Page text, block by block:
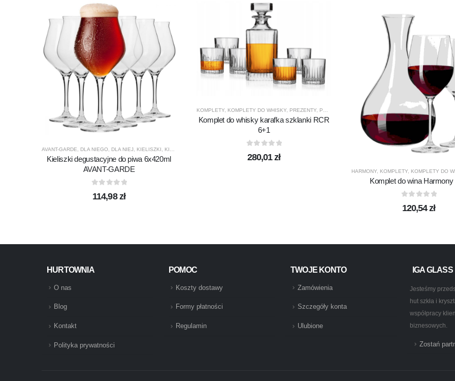
AVANT-GARDE, DLA NIEGO, DLA NIEJ, KIELISZKI, KIELISZKI DO PIWA
Kieliszki degustacyjne do piwa 6x420ml
AVANT-GARDE
114,98zł
KOMPLETY KOMPLETY DO WHISKY PREZENTY PRODUCENCI PRODUKTY RCR
Komplet do whisky karafka szklanki RCR
6+1
280,01zł
HARMONY, KOMPLETY, KOMPLETY DO
Komplet do wina Harmony
120,54zł
HURTOWNIA
O nas
Blog
Kontakt
Polityka prywatności
POMOC
Koszty dostawy
Formy płatności
Regulamin
TWOJE KONTO
Zamówienia
Szczegóły konta
Ulubione
IGA GLASS
Jesteśmy
hut szkła i
współpracy
biznesowych.
Zostań